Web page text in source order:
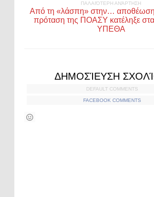
ΠΑΛΑΙΌΤΕΡΗ ΑΝΆΡΤΗΣΗ
Από τη «λάσπη» στην…
πρόταση της ΠΟΑΣΥ κατέληξε στα
ΥΠΕΘΑ
ΔΗΜΟΣΊΕΥΣΗ
DEFAULT COMMENTS
FACEBOOK COMMENTS